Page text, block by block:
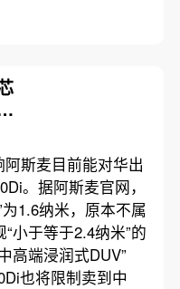
斯麦目前能对华出
。据阿斯麦官网，
1.6纳米，原本不属
小于等于2.4纳米”的
高端浸润式DUV”
也将限制卖到中